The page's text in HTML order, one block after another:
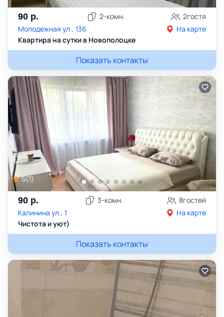
90 р. 2-комн. 2гостя
Молодежная ул., 136
На карте
Квартира на сутки в Новополоцке
Показать контакты
5(1)
90 р. 3-комн. 8гостей
Калинина ул., 1
На карте
Чистота и уют)
Показать контакты